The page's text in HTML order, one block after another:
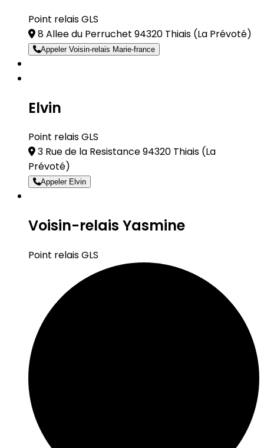
Point relais GLS
8 Allee du Perruchet 94320 Thiais (La Prévoté)
Appeler Voisin-relais Marie-france
Elvin
Point relais GLS
3 Rue de la Resistance 94320 Thiais (La
Prévoté)
Appeler Elvin
Voisin-relais Yasmine
Point relais GLS